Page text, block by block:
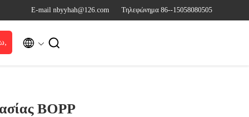
Ε-mail nbyyhah@126.com Τηλεφώνημα 86--15058080505
 
BOPP